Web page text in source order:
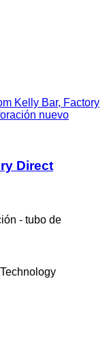
Kelly Bar, Factory
nuevo
Direct
- tubo de